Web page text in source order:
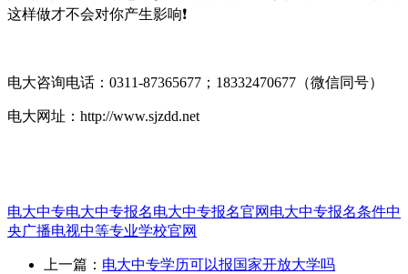
这样做才不会对你产生影响❗
电大咨询电话：0311-87365677；18332470677（微信同号）
电大网址：http://www.sjzdd.net
电大中专电大中专报名电大中专报名官网 电大中专报名条件中
央广播电视中等专业学校官网
上一篇： 电大中专学历可以报国家开放大学吗